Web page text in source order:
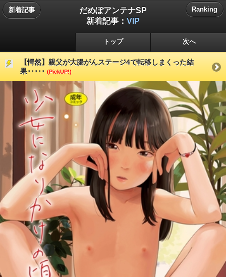
新着記事
だめぽアンテナSP
新着記事： VIP
Ranking
トップ 次へ
【愕然】親父が大腸がんステージ4で転移しまくった結
果･････ (PickUP!)